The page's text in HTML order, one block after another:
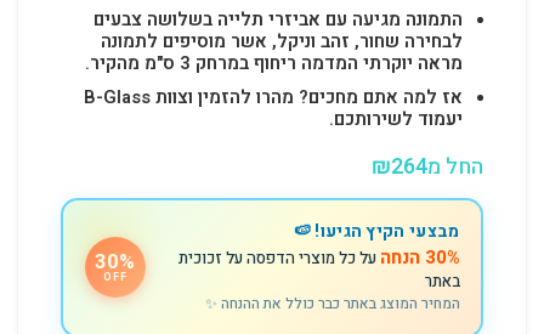
התמונה מגיעה עם אביזרי תלייה בשלושה צבעים
לבחירה שחור, זהב וניקל, אשר מוסיפים לתמונה
מראה יוקרתי המדמה ריחוף במרחק 3 ס"מ מהקיר.
אז למה אתם מחכים? מהרו להזמין וצוות B-Glass
יעמוד לשירותכם.
החל מ ₪264
מבצעי הקיץ הגיעו! 🍉
30% הנחה
על כל מוצרי הדפסה על זכוכית
באתר
המחיר המוצג באתר כבר כולל את ההנחה ✨
30%
OFF